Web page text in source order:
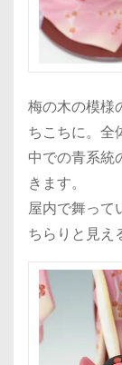
梅の木の模様
ちこちに。全
中での青系統
きます。
屋内で舞って
ちらりと見え